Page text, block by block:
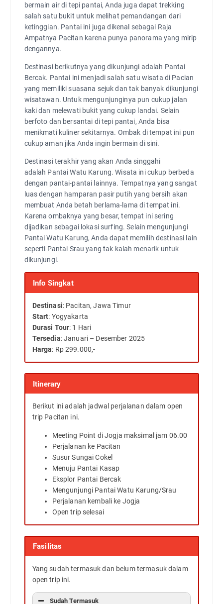
bermain air di tepi pantai, Anda juga dapat trekking
salah satu bukit untuk melihat pemandangan dari
ketinggian. Pantai ini juga dikenal sebagai Raja
Ampatnya Pacitan karena punya panorama yang mirip
dengannya.
Destinasi berikutnya yang dikunjungi adalah Pantai
Bercak. Pantai ini menjadi salah satu wisata di Pacian
yang memiliki suasana sejuk dan tak banyak dikunjungi
wisatawan. Untuk mengunjunginya pun cukup jalan
kaki dan melewati bukit yang cukup landai. Selain
berfoto dan bersantai di tepi pantai, Anda bisa
menikmati kuliner sekitarnya. Ombak di tempat ini pun
cukup aman jika Anda ingin bermain di sini.
Destinasi terakhir yang akan Anda singgahi
adalah Pantai Watu Karung. Wisata ini cukup berbeda
dengan pantai-pantai lainnya. Tempatnya yang sangat
luas dengan hamparan pasir putih yang bersih akan
membuat Anda betah berlama-lama di tempat ini.
Karena ombaknya yang besar, tempat ini sering
dijadikan sebagai lokasi surfing. Selain mengunjungi
Pantai Watu Karung, Anda dapat memilih destinasi lain
seperti Pantai Srau yang tak kalah menarik untuk
dikunjungi.
Info Singkat
Destinasi: Pacitan, Jawa Timur
Start: Yogyakarta
Durasi Tour: 1 Hari
Tersedia: Januari – Desember 2025
Harga: Rp 299.000,-
Itinerary
Berikut ini adalah jadwal perjalanan dalam open
trip Pacitan ini.
Meeting Point di Jogja maksimal jam 06.00
Perjalanan ke Pacitan
Susur Sungai Cokel
Menuju Pantai Kasap
Eksplor Pantai Bercak
Mengunjungi Pantai Watu Karung/Srau
Perjalanan kembali ke Jogja
Open trip selesai
Fasilitas
Yang sudah termasuk dan belum termasuk dalam
open trip ini.
Sudah Termasuk